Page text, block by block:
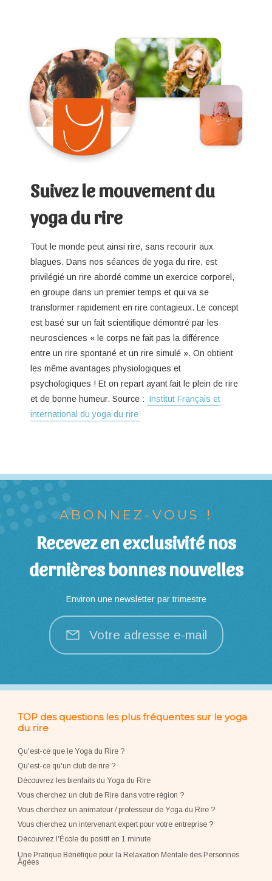
Suivez le mouvement du
yoga du rire
Tout le monde peut ainsi rire, sans recourir aux
blagues. Dans nos séances de yoga du rire, est
privilégié un rire abordé comme un exercice corporel,
en groupe dans un premier temps et qui va se
transformer rapidement en rire contagieux. Le concept
est basé sur un fait scientifique démontré par les
neurosciences « le corps ne fait pas la différence
entre un rire spontané et un rire simulé ». On obtient
les même avantages physiologiques et
psychologiques ! Et on repart ayant fait le plein de rire
et de bonne humeur. Source : Institut Français et
international du yoga du rire
ABONNEZ-VOUS !
Recevez en exclusivité nos
dernières bonnes nouvelles
Environ une newsletter par trimestre
Votre adresse e-mail
TOP des questions les plus fréquentes sur le yoga
du rire
Qu'est-ce que le Yoga du Rire ?
Qu'est-ce qu'un club de rire ?
Découvrez les bienfaits du Yoga du Rire
Vous cherchez un club de Rire dans votre région ?
Vous cherchez un animateur / professeur de Yoga du Rire ?
Vous cherchez un intervenant expert pour votre entreprise?
Découvrez l'École du positif en 1 minute
Une Pratique Bénéfique pour la Relaxation Mentale des Personnes
Âgées